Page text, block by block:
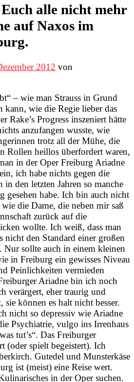
alle nicht mehr
auf Naxos im
2012 von
– wie man Strauss in Grund
kann, wie die Regie lieber das
Rake’s Progress inszeniert hätte
anzufangen wusste, wie
trotz all der Mühe, die
Rollen heillos überfordert waren,
in der Oper Freiburg Ariadne
ich habe nichts gegen die
den letzten Jahren so manche
gesehen habe. Ich bin auch nicht
die Dame, die neben mir saß
zurück auf die
wollte. Ich weiß, dass man
nicht den Standard einer großen
Nur sollte auch in einem kleinen
in Freiburg ein gewisses Niveau
Peinlichkeiten vermieden
Ariadne bin ich noch
verärgert, eher traurig und
können es halt nicht besser.
nicht so depressiv wie Ariadne
Psychiatrie, vulgo ins Irrenhaus
tut’s“. Das Freiburger
(oder spielt begeistert). Ich
Gutedel und Munsterkäse
ist (meist) eine Reise wert.
in der Oper suchen.